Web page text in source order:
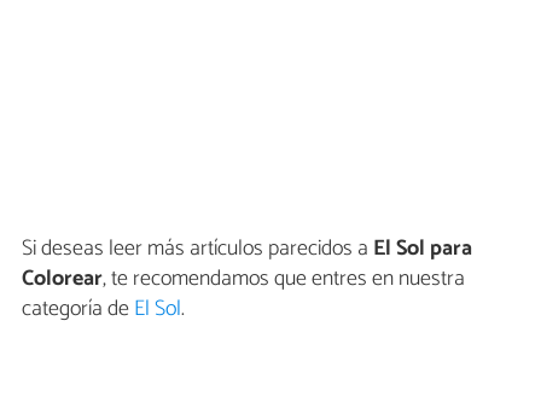
Si deseas leer más artículos parecidos a El Sol para
Colorear, te recomendamos que entres en nuestra
categoría deEl Sol.